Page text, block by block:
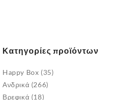
Κατηγορίες προϊόντων
Happy Box (35)
Ανδρικά (266)
Βρεφικά (18)